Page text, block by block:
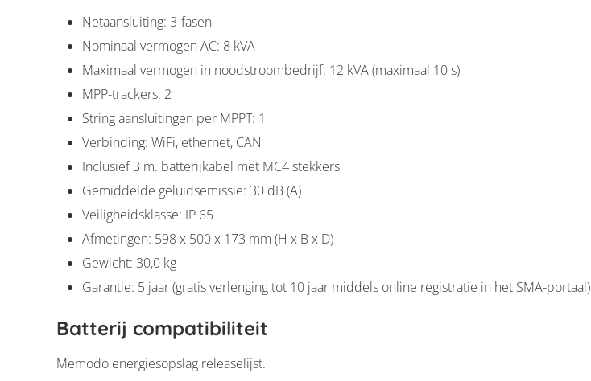
Netaansluiting: 3-fasen
Nominaal vermogen AC: 8 kVA
Maximaal vermogen in noodstroombedrijf: 12 kVA (maximaal 10 s)
MPP-trackers: 2
String aansluitingen per MPPT: 1
Verbinding: WiFi, ethernet, CAN
Inclusief 3 m. batterijkabel met MC4 stekkers
Gemiddelde geluidsemissie: 30 dB (A)
Veiligheidsklasse: IP 65
Afmetingen: 598 x 500 x 173 mm (H x B x D)
Gewicht: 30,0 kg
Garantie: 5 jaar (gratis verlenging tot 10 jaar middels online registratie in het SMA-portaal)
Batterij compatibiliteit
Memodo energiesopslag releaselijst.